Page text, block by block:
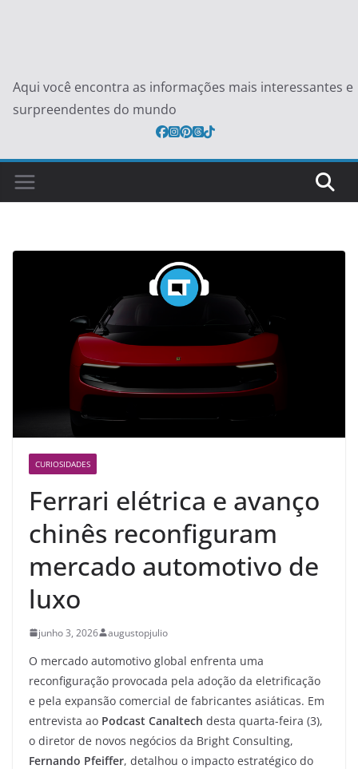
Aqui você encontra as informações mais interessantes e
surpreendentes do mundo
CURIOSIDADES
Ferrari elétrica e avanço
chinês reconfiguram
mercado automotivo de
luxo
junho 3, 2026 augustopjulio
O mercado automotivo global enfrenta uma
reconfiguração provocada pela adoção da eletrificação
e pela expansão comercial de fabricantes asiáticas. Em
entrevista ao Podcast Canaltech desta quarta-feira (3),
o diretor de novos negócios da Bright Consulting,
Fernando Pfeiffer, detalhou o impacto estratégico do